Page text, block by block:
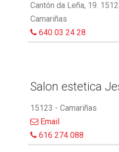
Cantón da Leña, 19.
Camariñas
640 03 24 28
Salon estetica
15123 - Camariñas
Email
616 274 088